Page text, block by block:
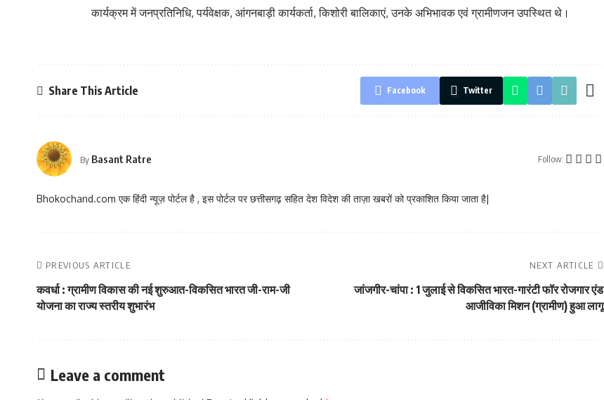
कार्यक्रम में जनप्रतिनिधि, पर्यवेक्षक, आंगनबाड़ी कार्यकर्ता, किशोरी बालिकाएं, उनके अभिभावक एवं ग्रामीणजन उपस्थित थे।
Share This Article Facebook Twitter
By Basant Ratre Follow:
Bhokochand.com एक हिंदी न्यूज़ पोर्टल है , इस पोर्टल पर छत्तीसगढ़ सहित देश विदेश की ताज़ा खबरों को प्रकाशित किया जाता है|
PREVIOUS ARTICLE
कवर्धा : ग्रामीण विकास की नई शुरुआत-विकसित भारत जी-राम-जी
योजना का राज्य स्तरीय शुभारंभ
NEXT ARTICLE
जांजगीर-चांपा : 1 जुलाई से विकसित भारत-गारंटी फॉर रोजगार एंड
आजीविका मिशन (ग्रामीण) हुआ लागू
Leave a comment